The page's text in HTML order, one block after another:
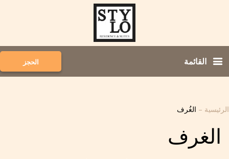
القائمة الحجز
الرئيسية – الغُرف
الغرف